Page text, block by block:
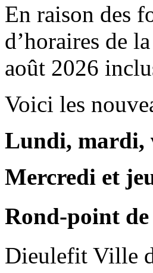
En raison des
d’horaires de
août 2026
Voici les
Lundi, mardi,
Mercredi et
Rond-point
Dieulefit Ville